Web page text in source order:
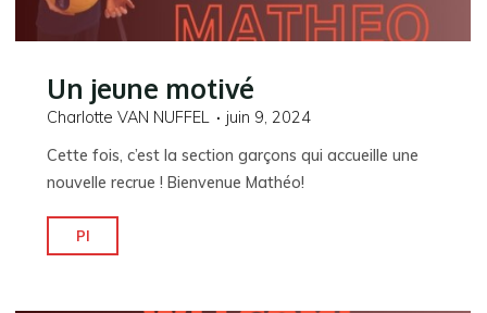
Un jeune motivé
Charlotte VAN NUFFEL
juin 9, 2024
Cette fois, c’est la section garçons qui accueille une
nouvelle recrue ! Bienvenue Mathéo!
Pl
jeune